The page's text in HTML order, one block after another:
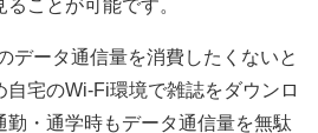
ことが可能です。
データ通信量を消費したくないと
自宅のWi-Fi環境で雑誌をダウンロ
勤・通学時もデータ通信量を無駄